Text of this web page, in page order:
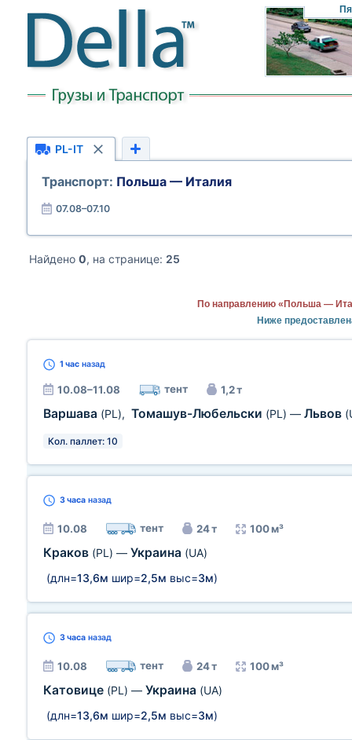
PL-IT
Транспорт: Польша — Италия
07.08–07.10
Найдено 0, на странице: 25
По направлению «Польша —
Ниже
1 час назад
10.08–11.08 тент 1,2 т
Варшава (PL), Томашув-Любельски (PL) — Львов
Кол. паллет: 10
3 часа назад
10.08 тент 24 т 100 м³
Краков (PL) — Украина (UA)
(длн=13,6м шир=2,5м выс=3м)
3 часа назад
10.08 тент 24 т 100 м³
Катовице (PL) — Украина (UA)
(длн=13,6м шир=2,5м выс=3м)